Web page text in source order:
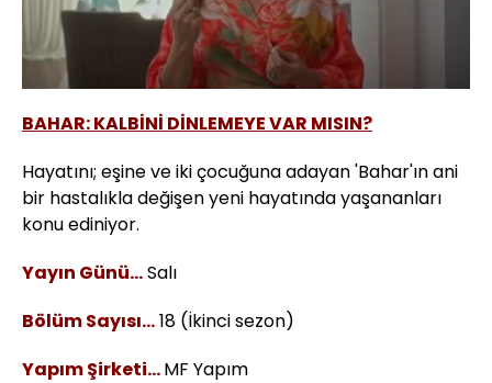
Aç
Yüklendi :
100.00%
Hızı
BAHAR: KALBİNİ DİNLEMEYE VAR MISIN?
Hayatını; eşine ve iki çocuğuna adayan 'Bahar'ın ani
bir hastalıkla değişen yeni hayatında yaşananları
konu ediniyor.
Yayın Günü…Salı
Bölüm Sayısı...18 (İkinci sezon)
Yapım Şirketi…MF Yapım